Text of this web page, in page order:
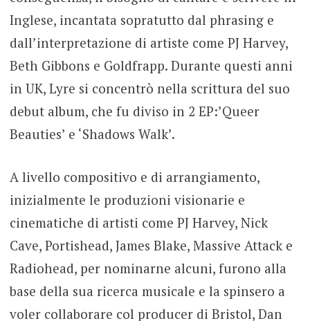
Inglese, incantata sopratutto dal phrasing e
dall’interpretazione di artiste come PJ Harvey,
Beth Gibbons e Goldfrapp. Durante questi anni
in UK, Lyre si concentrò nella scrittura del suo
debut album, che fu diviso in 2 EP:’Queer
Beauties’ e ‘Shadows Walk’.
A livello compositivo e di arrangiamento,
inizialmente le produzioni visionarie e
cinematiche di artisti come PJ Harvey, Nick
Cave, Portishead, James Blake, Massive Attack e
Radiohead, per nominarne alcuni, furono alla
base della sua ricerca musicale e la spinsero a
voler collaborare col producer di Bristol, Dan